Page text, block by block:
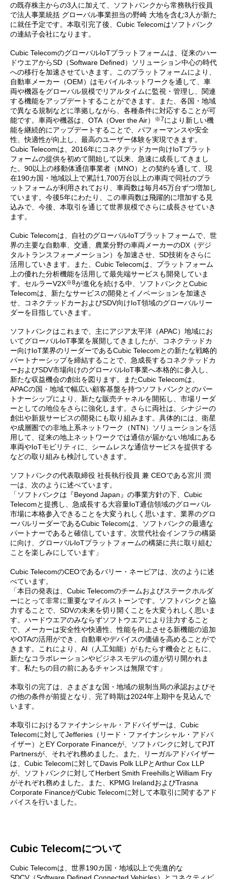
の既存株主からの3人に加えて、ソフトバンクから常務執行役員
で法人事業統括 グローバル事業担当の野崎 大地を含む3人が新た
に就任予定です。本取引完了後、Cubic Telecomはソフトバンク
の連結子会社になります。
Cubic TelecomのグローバルIoTプラットフォームは、従来のハー
ドウエアからSD（Software Defined）ソリューション中心の時代
への移行を加速させていきます。このプラットフォームにより、
自動車メーカー（OEM）はモバイルネットワークを通して、車
両や機器をグローバル規模でリアルタイムに監視・管理し、関連
する機能をアップデートすることができます。また、各国・地域
で異なる規制などに準拠しながら、各種条件に対応することが可
能です。車両や機器は、OTA（Over the Air）
※7により新しい機
能を継続的にアップデートすることで、パフォーマンスや安全
性、快適性が向上し、最高のユーザー体験を実現できます。
Cubic Telecomは、2016年にコネクテッドカー向けIoTプラット
フォームの提供を初めて開始して以来、急速に成長してきまし
た。90以上の移動体通信事業者（MNO）との契約を通して、現
在190カ国・地域以上で累計1,700万台以上の車両で同社のプラ
ットフォームが利用されており、車両数は毎月45万台ずつ増加し
ています。今後5年にわたり、この車両数は飛躍的に増加する見
込みで、今後、本取引を通じて世界規模でさらに成長させていき
ます。
Cubic Telecomは、自社のグローバルIoTプラットフォームで、世
界の主要な自動車、交通、農業分野の車両メーカーのDX（デジ
タルトランスフォーメーション）を加速させ、SD技術をさらに
活用していきます。また、Cubic Telecomは、プラットフォーム
上の優れた分析機能を活用して最先端サービスも開発していま
す。セルラーV2X※8が進化を続ける中、ソフトバンクとCubic
Telecomは、新たなサービスの開発とイノベーションを加速さ
せ、コネクテッドカーおよびSDV向けIoT領域のグローバルリー
ダーを目指していきます。
ソフトバンクはこれまで、主にアジア太平洋（APAC）地域にお
いてグローバルIoT事業を展開してきましたが、コネクテッドカ
ー向けIoT業界のリーダーであるCubic Telecomとの新たな戦略的
パートナーシップを締結することで、急成長するコネクテッドカ
ーおよびSDV市場向けのグローバルIoT事業へ本格的に参入し、
新たな収益機会の創出を図ります。またCubic Telecomは、
APACの国・地域で幅広い顧客基盤を持つソフトバンクとのパー
トナーシップにより、新たな販売チャネルを開拓し、市場リーダ
ーとしての地位をさらに強化します。さらに両社は、シナジーの
創出や新規サービスの開発にも取り組みます。具体的には、衛星
や成層圏での非地上系ネットワーク（NTN）ソリューションを活
用して、従来の地上ネットワークでは通信が届かない地域にある
車両やIoTモビリティに、シームレスな通信サービスを提供する
などの取り組みも検討していきます。
ソフトバンクの代表取締役 社長執行役員 兼 CEOである宮川 潤
一は、次のように述べています。
「ソフトバンクは『Beyond Japan』の事業方針の下、Cubic
Telecomと提携し、急成長する大容量IoT通信領域のグローバル
市場に本格参入できることを大変うれしく思います。業界のグロ
ーバルリーダーであるCubic Telecomは、ソフトバンクの最適な
パートナーであると確信しています。次世代社会インフラの構築
に向け、グローバルIoTプラットフォームの構築に共に取り組む
ことを楽しみにしています」
Cubic TelecomのCEOであるバリー・ネーピアは、次のように述
べています。
「本日の発表は、Cubic Telecomのチームおよびステークホルダ
ーにとって非常に重要なマイルストーンです。ソフトバンクと協
力することで、SDVの未来を切り開くことを大変うれしく思いま
す。ハードウエアのみならずソフトウエアにより注力すること
で、メーカーは安全性や快適性、性能を向上させる新機能の追加
やOTAの活用ができ、自動車やデバイスの価値を高めることがで
きます。これにより、AI（人工知能）がもたらす機会とともに、
新たなコラボレーションやビジネスモデルの道が切り開かれま
す。私たちの目の前にあるチャンスは無限です」
本取引の完了は、さまざまな国・地域の規制当局の承認およびそ
の他の条件が前提となり、完了時期は2024年上期中を見込んで
います。
本取引におけるファイナンシャル・アドバイザーは、Cubic
Telecomに対してJefferies（リード・ファイナンシャル・アドバ
イザー）とEY Corporate Financeが、ソフトバンクに対してPJT
Partnersが、それぞれ務めました。また、リーガルアドバイザー
は、Cubic Telecomに対してDavis Polk LLPとArthur Cox LLP
が、ソフトバンクに対してHerbert Smith FreehillsとWilliam Fry
がそれぞれ務めました。また、KPMG IrelandおよびTrasna
Corporate FinanceがCubic Telecomに対して本取引に関するアド
バイスを行いました。
Cubic Telecomについて
Cubic Telecomは、世界190カ国・地域以上で先進的な
SDCV（Software Defined Connected Vehicles）とコネクティビ